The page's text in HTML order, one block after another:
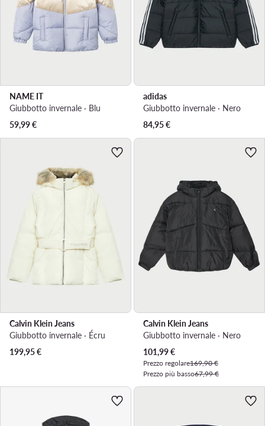
NAME IT
Giubbotto invernale · Blu
59,99€
adidas
Giubbotto invernale · Nero
84,95€
Calvin Klein Jeans
Giubbotto invernale · Écru
199,95€
Calvin Klein Jeans
Giubbotto invernale · Nero
Prezzo attuale
101,99€
Prezzo regolare169,90 €
Prezzo più basso67,99 €